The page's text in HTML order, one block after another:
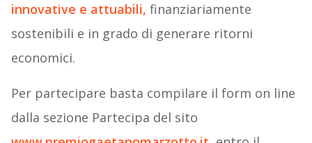
innovative e attuabili, finanziariamente
sostenibili e in grado di generare ritorni
economici.
Per partecipare basta compilare il form on line
dalla sezione Partecipa del sito